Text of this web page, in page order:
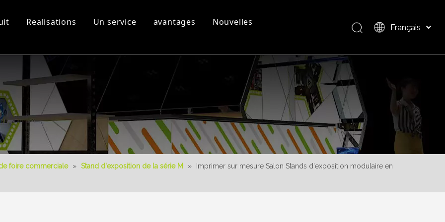
Equipement d'atelier et questions - réponses
Vidéos 3D Présentation du produit
Realisations Un service avantages Nouvelles
Nouveau produit
Français
العربية
日本語
Pусский
Nederlands
Português
Español
简体中文
foire commerciale » Stand d'exposition de la série M »
Imprimer sur mesure Salon Stands d'exposition modulaire en